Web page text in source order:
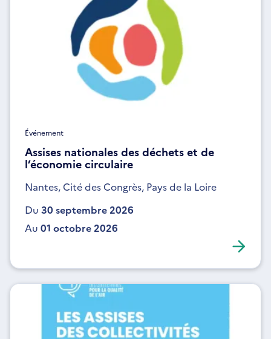
Événement
Assises nationales des déchets et de
l’économie circulaire
Nantes, Cité des Congrès, Pays de la Loire
Du 30 septembre 2026
Au 01 octobre 2026